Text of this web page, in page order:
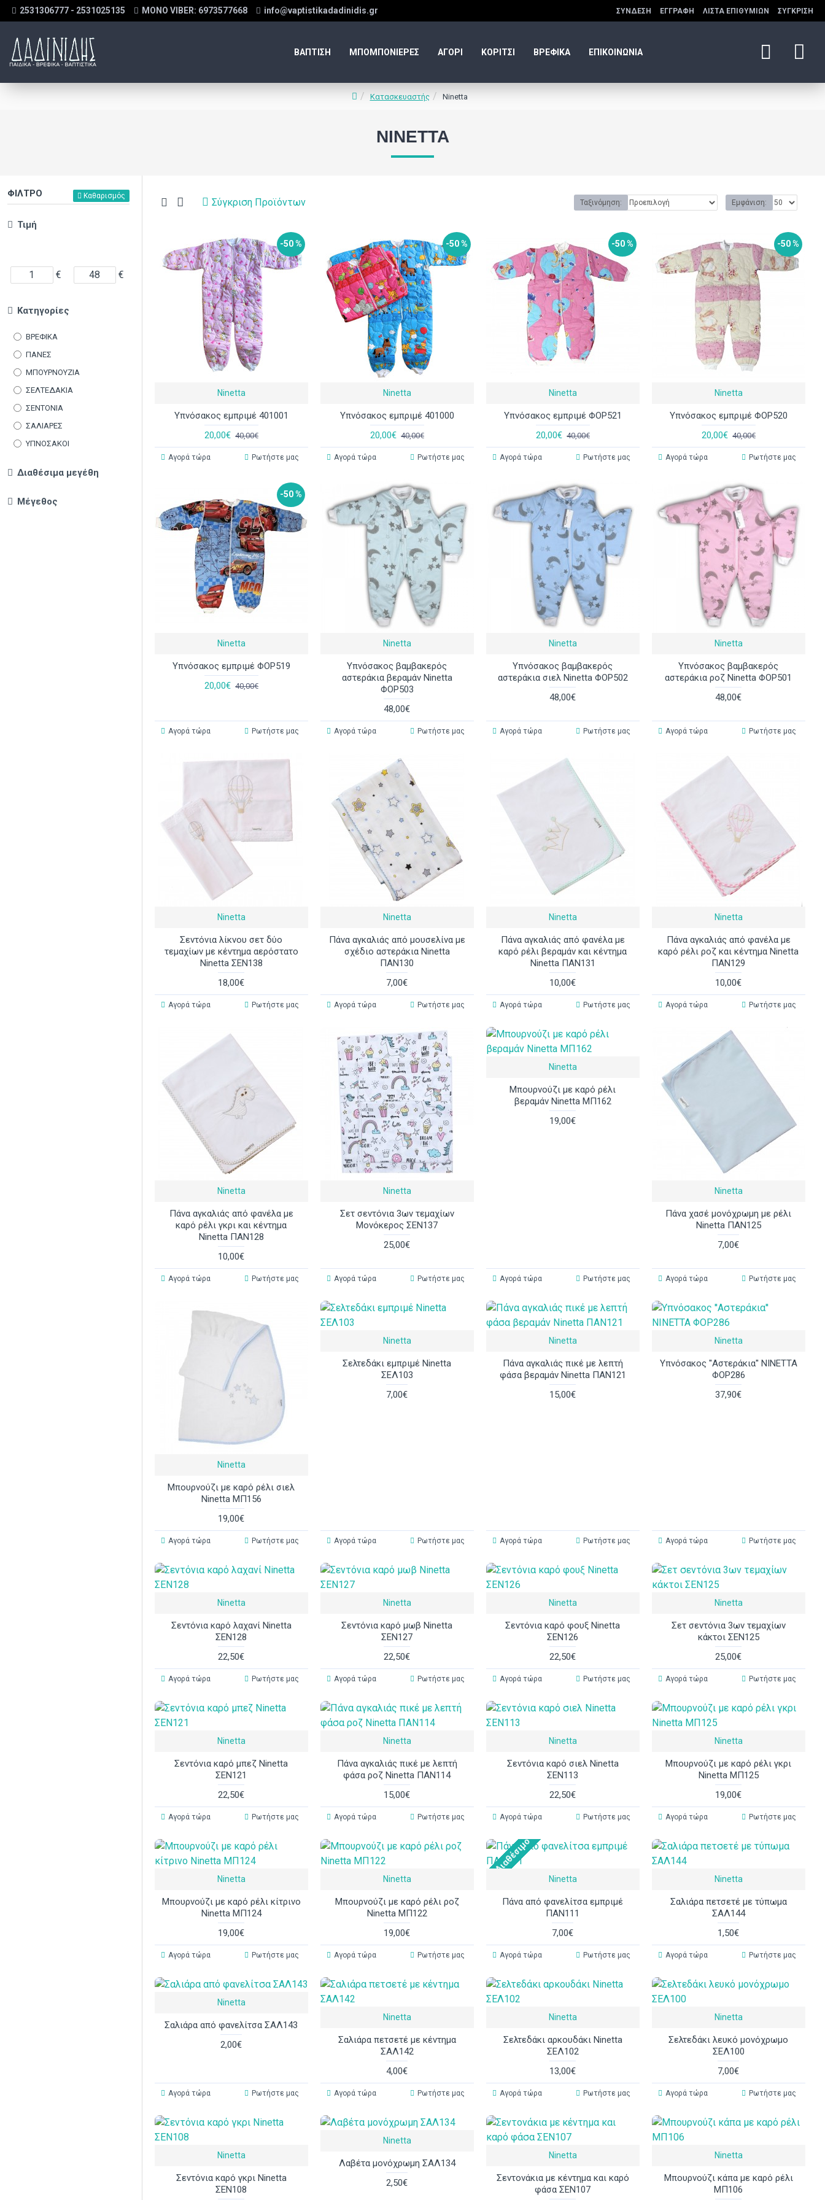
2531306777 - 2531025135 MONO VIBER: 6973577668 info@vaptistikadadinidis.gr ΣΎΝΔΕΣΗ ΕΓΓΡΑΦΉ ΛΊΣΤΑ ΕΠΙΘΥΜΙΏΝ ΣΎΓΚΡΙΣΗ
ΒΑΠΤΙΣΗ ΜΠΟΜΠΟΝΙΕΡΕΣ ΑΓΟΡΙ ΚΟΡΙΤΣΙ ΒΡΕΦΙΚΑ ΕΠΙΚΟΙΝΩΝΙΑ
Κατασκευαστής Ninetta
NINETTA
ΦΊΛΤΡΟ Καθαρισμός
Τιμή
€ €
Κατηγορίες
ΒΡΕΦΙΚΑ
ΠΑΝΕΣ
ΜΠΟΥΡΝΟΥΖΙΑ
ΣΕΛΤΕΔΑΚΙΑ
ΣΕΝΤΟΝΙΑ
ΣΑΛΙΑΡΕΣ
ΥΠΝΟΣΑΚΟΙ
Μέγεθος
Διαθέσιμα μεγέθη
Σύγκριση Προϊόντων Ταξινόμηση: Εμφάνιση:
-50 %
Ninetta
Υπνόσακος εμπριμέ 401001
20,00€ 40,00€
Αγορά τώρα Ρωτήστε μας
-50 %
Ninetta
Υπνόσακος εμπριμέ 401000
20,00€ 40,00€
Αγορά τώρα Ρωτήστε μας
-50 %
Ninetta
Υπνόσακος εμπριμέ ΦΟΡ521
20,00€ 40,00€
Αγορά τώρα Ρωτήστε μας
-50 %
Ninetta
Υπνόσακος εμπριμέ ΦΟΡ520
20,00€ 40,00€
Αγορά τώρα Ρωτήστε μας
-50 %
Ninetta
Υπνόσακος εμπριμέ ΦΟΡ519
20,00€ 40,00€
Αγορά τώρα Ρωτήστε μας
Ninetta
Υπνόσακος βαμβακερός
αστεράκια βεραμάν Ninetta
ΦΟΡ503
48,00€
Αγορά τώρα Ρωτήστε μας
Ninetta
Υπνόσακος βαμβακερός
αστεράκια σιελ Ninetta ΦΟΡ502
48,00€
Αγορά τώρα Ρωτήστε μας
Ninetta
Υπνόσακος βαμβακερός
αστεράκια ροζ Ninetta ΦΟΡ501
48,00€
Αγορά τώρα Ρωτήστε μας
Ninetta
Σεντόνια λίκνου σετ δύο
τεμαχίων με κέντημα αερόστατο
Ninetta ΣΕΝ138
18,00€
Αγορά τώρα Ρωτήστε μας
Ninetta
Πάνα αγκαλιάς από μουσελίνα με
σχέδιο αστεράκια Ninetta
ΠΑΝ130
7,00€
Αγορά τώρα Ρωτήστε μας
Ninetta
Πάνα αγκαλιάς από φανέλα με
καρό ρέλι βεραμάν και κέντημα
Ninetta ΠΑΝ131
10,00€
Αγορά τώρα Ρωτήστε μας
Ninetta
Πάνα αγκαλιάς από φανέλα με
καρό ρέλι ροζ και κέντημα Ninetta
ΠΑΝ129
10,00€
Αγορά τώρα Ρωτήστε μας
Ninetta
Πάνα αγκαλιάς από φανέλα με
καρό ρέλι γκρι και κέντημα
Ninetta ΠΑΝ128
10,00€
Αγορά τώρα Ρωτήστε μας
Ninetta
Σετ σεντόνια 3ων τεμαχίων
Μονόκερος ΣΕΝ137
25,00€
Αγορά τώρα Ρωτήστε μας
Ninetta
Μπουρνούζι με καρό ρέλι
βεραμάν Ninetta ΜΠ162
19,00€
Αγορά τώρα Ρωτήστε μας
Ninetta
Πάνα χασέ μονόχρωμη με ρέλι
Ninetta ΠΑΝ125
7,00€
Αγορά τώρα Ρωτήστε μας
Ninetta
Μπουρνούζι με καρό ρέλι σιελ
Ninetta ΜΠ156
19,00€
Αγορά τώρα Ρωτήστε μας
Ninetta
Σελτεδάκι εμπριμέ Ninetta
ΣΕΛ103
7,00€
Αγορά τώρα Ρωτήστε μας
Ninetta
Πάνα αγκαλιάς πικέ με λεπτή
φάσα βεραμάν Ninetta ΠΑΝ121
15,00€
Αγορά τώρα Ρωτήστε μας
Ninetta
Υπνόσακος ''Αστεράκια'' ΝΙΝΕΤΤΑ
ΦΟΡ286
37,90€
Αγορά τώρα Ρωτήστε μας
Ninetta
Σεντόνια καρό λαχανί Ninetta
ΣΕΝ128
22,50€
Αγορά τώρα Ρωτήστε μας
Ninetta
Σεντόνια καρό μωβ Ninetta
ΣΕΝ127
22,50€
Αγορά τώρα Ρωτήστε μας
Ninetta
Σεντόνια καρό φουξ Ninetta
ΣΕΝ126
22,50€
Αγορά τώρα Ρωτήστε μας
Ninetta
Σετ σεντόνια 3ων τεμαχίων
κάκτοι ΣΕΝ125
25,00€
Αγορά τώρα Ρωτήστε μας
Ninetta
Σεντόνια καρό μπεζ Ninetta
ΣΕΝ121
22,50€
Αγορά τώρα Ρωτήστε μας
Ninetta
Πάνα αγκαλιάς πικέ με λεπτή
φάσα ροζ Ninetta ΠΑΝ114
15,00€
Αγορά τώρα Ρωτήστε μας
Ninetta
Σεντόνια καρό σιελ Ninetta
ΣΕΝ113
22,50€
Αγορά τώρα Ρωτήστε μας
Ninetta
Μπουρνούζι με καρό ρέλι γκρι
Ninetta ΜΠ125
19,00€
Αγορά τώρα Ρωτήστε μας
Ninetta
Μπουρνούζι με καρό ρέλι κίτρινο
Ninetta ΜΠ124
19,00€
Αγορά τώρα Ρωτήστε μας
Ninetta
Μπουρνούζι με καρό ρέλι ροζ
Ninetta ΜΠ122
19,00€
Αγορά τώρα Ρωτήστε μας
Μη Διαθέσιμο Ninetta
Πάνα από φανελίτσα εμπριμέ
ΠΑΝ111
7,00€
Αγορά τώρα Ρωτήστε μας
Ninetta
Σαλιάρα πετσετέ με τύπωμα
ΣΑΛ144
1,50€
Αγορά τώρα Ρωτήστε μας
Ninetta
Σαλιάρα από φανελίτσα ΣΑΛ143
2,00€
Αγορά τώρα Ρωτήστε μας
Ninetta
Σαλιάρα πετσετέ με κέντημα
ΣΑΛ142
4,00€
Αγορά τώρα Ρωτήστε μας
Ninetta
Σελτεδάκι αρκουδάκι Ninetta
ΣΕΛ102
13,00€
Αγορά τώρα Ρωτήστε μας
Ninetta
Σελτεδάκι λευκό μονόχρωμο
ΣΕΛ100
7,00€
Αγορά τώρα Ρωτήστε μας
Ninetta
Σεντόνια καρό γκρι Ninetta
ΣΕΝ108
Ninetta
Λαβέτα μονόχρωμη ΣΑΛ134
2,50€
Ninetta
Σεντονάκια με κέντημα και καρό
φάσα ΣΕΝ107
Ninetta
Μπουρνούζι κάπα με καρό ρέλι
ΜΠ106